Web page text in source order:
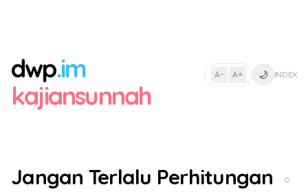
dwp.im
kajiansunnah
A- | A+ 🌙 INDEX
Jangan Terlalu Perhitungan ○